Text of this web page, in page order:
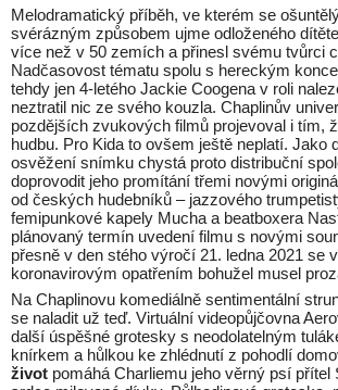
Melodramatický příběh, ve kterém se
svérázným způsobem ujme odloženého
více než v 50 zemích a přinesl svému tvůrci
Nadčasovost tématu spolu s hereckým
tehdy jen 4-letého Jackie Coogena v roli
neztratil nic ze svého kouzla. Chaplinův
pozdějších zvukových filmů projevoval i tím,
hudbu. Pro Kida to ovšem ještě neplatí. Jako
osvěžení snímku chystá proto distribuční
doprovodit jeho promítání třemi novými
od českých hudebníků – jazzového
femipunkové kapely Mucha a beatboxera
plánovaný termín uvedení filmu s novými
přesně v den stého výročí 21. ledna 2021 se
koronavirovým opatřením bohužel musel
Na Chaplinovu komediálně sentimentální
se naladit už teď. Virtuální videopůjčovna
další úspěšné grotesky s neodolatelným
knírkem a hůlkou ke zhlédnutí z pohodlí
život pomáhá Charliemu jeho věrný psí